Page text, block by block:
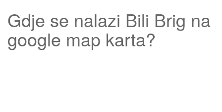
Gdje se nalazi Bili Brig na
google map karta?